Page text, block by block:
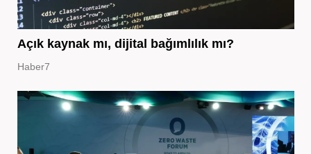
Açık kaynak mı, dijital bağımlılık mı?
Haber7